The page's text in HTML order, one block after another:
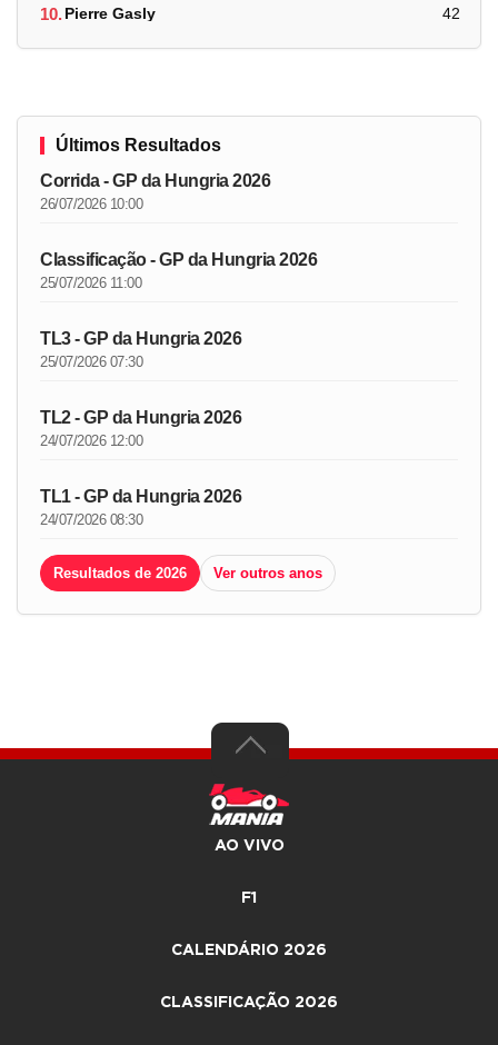
10.Pierre Gasly 42
Últimos Resultados
Corrida - GP da Hungria 2026
26/07/2026 10:00
Classificação - GP da Hungria 2026
25/07/2026 11:00
TL3 - GP da Hungria 2026
25/07/2026 07:30
TL2 - GP da Hungria 2026
24/07/2026 12:00
TL1 - GP da Hungria 2026
24/07/2026 08:30
Resultados de 2026 Ver outros anos
AO VIVO
F1
CALENDÁRIO 2026
CLASSIFICAÇÃO 2026